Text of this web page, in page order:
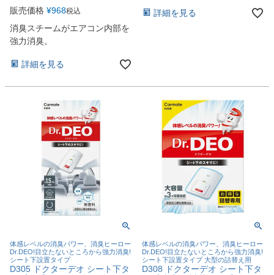
販売価格 ¥968税込
消臭スチームがエアコン内部を
強力消臭。
詳細を見る
詳細を見る
体感レベルの消臭パワー、消臭ヒーロー
Dr.DEO!目立たないところから強力消臭!
シート下設置タイプ
D305 ドクターデオ シート下タ
体感レベルの消臭パワー、消臭ヒーロー
Dr.DEO!目立たないところから強力消臭!
シート下設置タイプ 大型の詰替え用
D308 ドクターデオ シート下タ